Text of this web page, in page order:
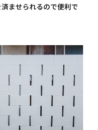
ませられるので便利で